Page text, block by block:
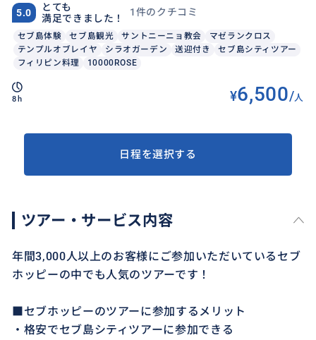
5.0
とても
満足できました！
1件のクチコミ
セブ島体験 セブ島観光 サントニーニョ教会
マゼランクロス
テンプルオブレイヤ
シラオガーデン 送迎付き
セブ島シティツアー
フィリピン料理
10000ROSE
8h ¥6,500/人
日程を選択する
ツアー・サービス内容
年間3,000人以上のお客様にご参加いただいているセブ
ホッピーの中でも人気のツアーです！
■セブホッピーのツアーに参加するメリット
・格安でセブ島シティツアーに参加できる